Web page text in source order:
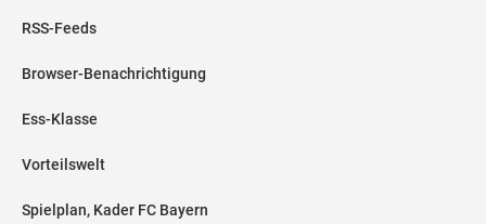
RSS-Feeds
Browser-Benachrichtigung
Ess-Klasse
Vorteilswelt
Spielplan, Kader FC Bayern